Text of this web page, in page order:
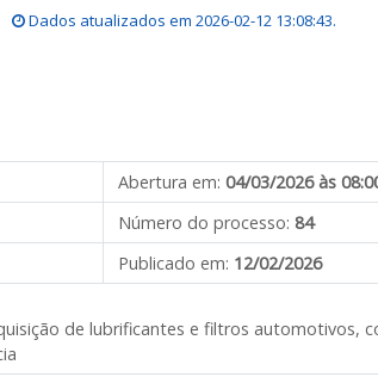
Dados atualizados em 2026-02-12 13:08:43.
Abertura em: 04/03/2026 às
Número do processo: 84
Publicado em: 12/02/2026
de lubrificantes e filtros